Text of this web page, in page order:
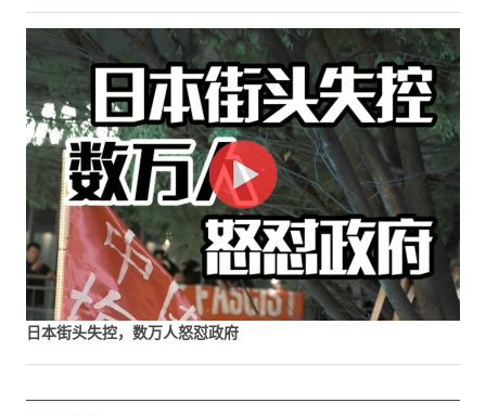
日本街头失控，数万人怒怼政府